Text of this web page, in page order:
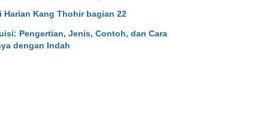
Harian Kang Thohir bagian 22
Pengertian, Jenis, Contoh, dan Cara
dengan Indah